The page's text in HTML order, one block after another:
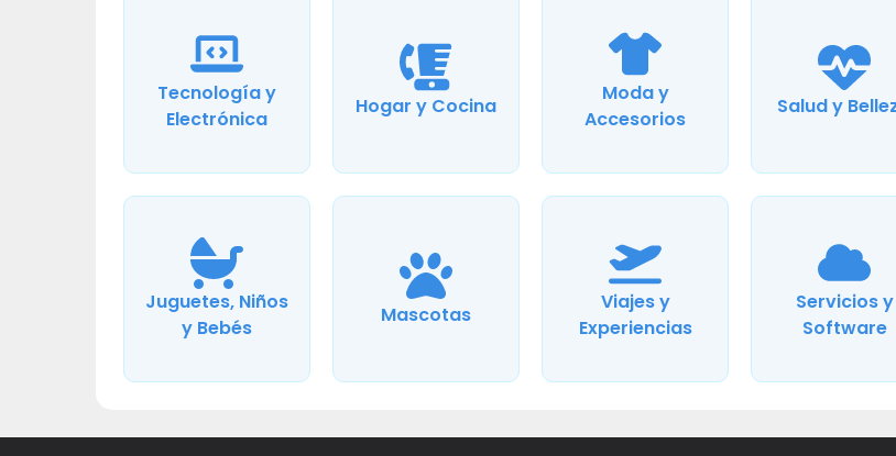
Tecnología y
Electrónica
Hogar y Cocina
Moda y
Accesorios
Salud y
Juguetes, Niños
y Bebés
Mascotas
Viajes y
Experiencias
Servicios y
Software